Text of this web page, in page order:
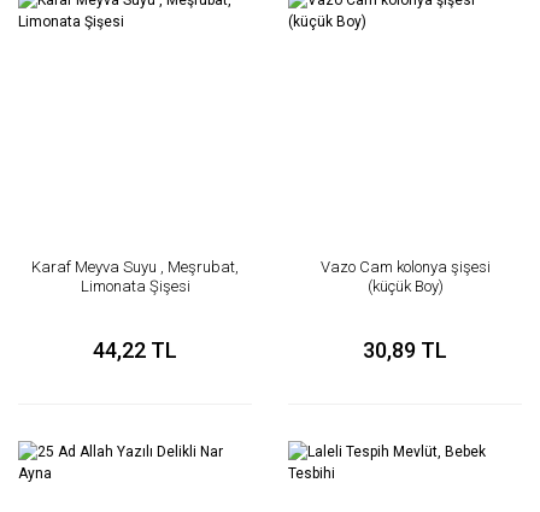
Karaf Meyva Suyu , Meşrubat,
Limonata Şişesi
44,22 TL
Vazo Cam kolonya şişesi
(küçük Boy)
30,89 TL